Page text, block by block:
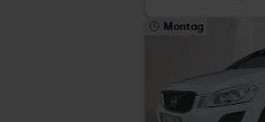
Montag